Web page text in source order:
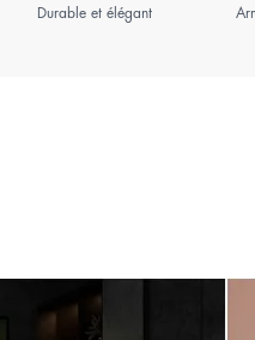
Durable et élégant